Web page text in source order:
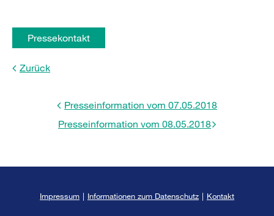
Pressekontakt
Zurück
Presseinformation vom 07.05.2018
Presseinformation vom 08.05.2018
Impressum | Informationen zum Datenschutz | Kontakt